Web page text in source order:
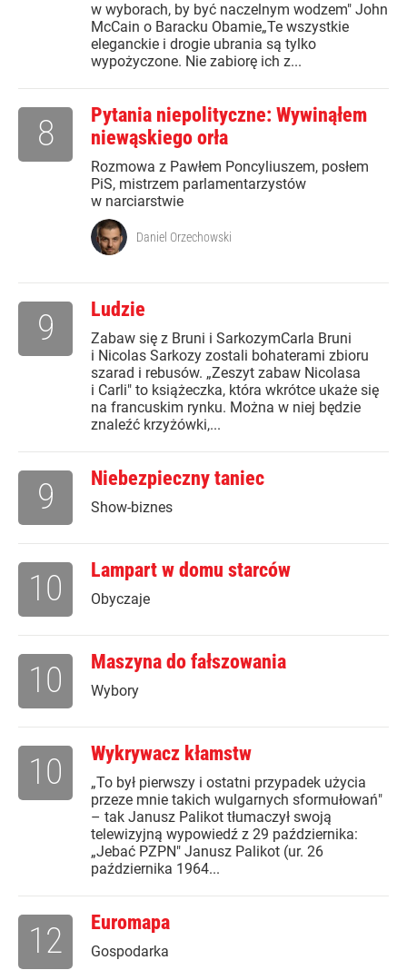
w wyborach, by być naczelnym wodzem" John
McCain o Baracku Obamie„Te wszystkie
eleganckie i drogie ubrania są tylko
wypożyczone. Nie zabiorę ich z...
Pytania niepolityczne: Wywinąłem
niewąskiego orła
Rozmowa z Pawłem Poncyliuszem, posłem
PiS, mistrzem parlamentarzystów
w narciarstwie
8
Daniel Orzechowski
Ludzie
Zabaw się z Bruni i SarkozymCarla Bruni
i Nicolas Sarkozy zostali bohaterami zbioru
szarad i rebusów. „Zeszyt zabaw Nicolasa
i Carli" to książeczka, która wkrótce ukaże się
na francuskim rynku. Można w niej będzie
znaleźć krzyżówki,...
9
Niebezpieczny taniec
Show-biznes
9
Lampart w domu starców
Obyczaje
10
Maszyna do fałszowania
Wybory
10
Wykrywacz kłamstw
„To był pierwszy i ostatni przypadek użycia
przeze mnie takich wulgarnych sformułowań"
– tak Janusz Palikot tłumaczył swoją
telewizyjną wypowiedź z 29 października:
„Jebać PZPN" Janusz Palikot (ur. 26
października 1964...
10
Euromapa
Gospodarka
12